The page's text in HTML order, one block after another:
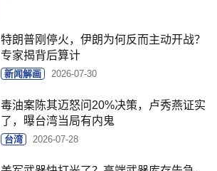
特朗普刚停火，伊朗为何反而主动开战？
专家揭背后算计
新闻解画 2026-07-30
毒油案陈其迈怒问20%决策，卢秀燕证实
了，曝台湾当局有内鬼
台湾 2026-07-28